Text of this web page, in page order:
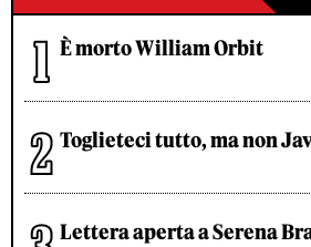
È morto William Orbit
Toglieteci tutto, ma non
Lettera aperta a Serena